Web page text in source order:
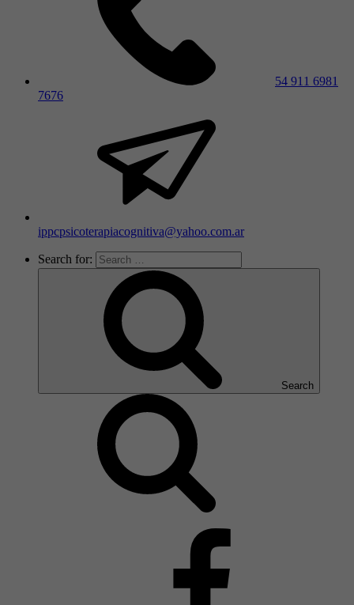
54 911 6981
7676
ippcpsicoterapiacognitiva@yahoo.com.ar
Search for:
Search